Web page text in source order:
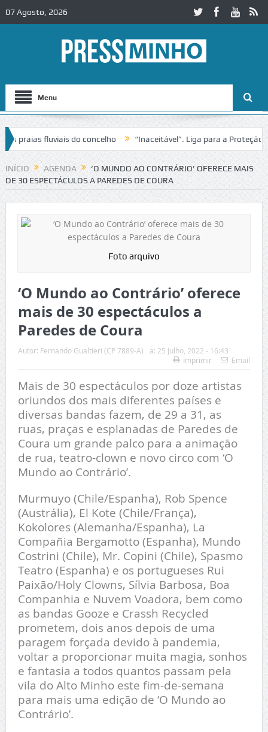
07 Agosto, 2026
Menu
fluviais do concelho “Inaceitável”. Liga para a Proteção da
trânsito no IC2 em Alcobaça Igreja do Castelo de Cerveira
INÍCIO AGENDA
‘O MUNDO AO CONTRÁRIO’ OFERECE MAIS
DE 30 ESPECTÁCULOS A PAREDES DE COURA
Foto arquivo
‘O Mundo ao Contrário’ oferece
mais de 30 espectáculos a
Paredes de Coura
Autor: Fernando Gualtieri (CP 7889-A) a: 25 Julho, 2022 - 16:43
Imprimir
Email
Mais de 30 espectáculos por doze artistas
oriundos dos mais diferentes países e
diversas bandas fazem, de 29 a 31, as
ruas, praças e esplanadas de Paredes de
Coura um grande palco para a animação
de rua, teatro-clown e novo circo com ‘O
Mundo ao Contrário’.
Murmuyo (Chile/Espanha), Rob Spence
(Austrália), El Kote (Chile/França),
Kokolores (Alemanha/Espanha), La
Compañia Bergamotto (Espanha), Mundo
Costrini (Chile), Mr. Copini (Chile), Spasmo
Teatro (Espanha) e os portugueses Rui
Paixão/Holy Clowns, Sílvia Barbosa, Boa
Companhia e Nuvem Voadora, bem como
as bandas Gooze e Crassh Recycled
prometem, dois anos depois de uma
paragem forçada devido à pandemia,
voltar a proporcionar muita magia, sonhos
e fantasia a todos quantos passam pela
vila do Alto Minho este fim-de-semana
para mais uma edição de ‘O Mundo ao
Contrário’.